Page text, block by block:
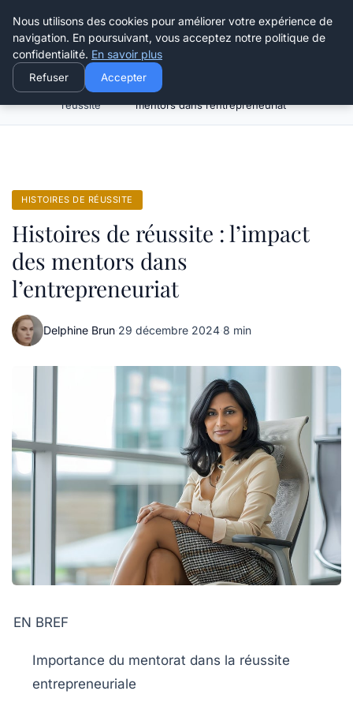
Henry Panky
Histoires de
réussite
Histoires de réussite : l’impact des
mentors dans l’entrepreneuriat
HISTOIRES DE RÉUSSITE
Histoires de réussite : l’impact
des mentors dans
l’entrepreneuriat
Delphine Brun·29 décembre 2024·8 min
EN BREF
Importance du mentorat dans la réussite
entrepreneuriale
Nous utilisons des cookies pour améliorer votre expérience de
navigation. En poursuivant, vous acceptez notre politique de
confidentialité. En savoir plus
Refuser Accepter